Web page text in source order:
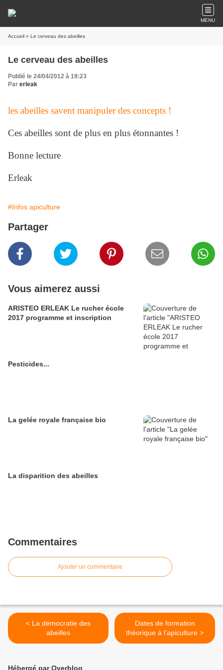
MENU
Accueil » Le cerveau des abeilles
Le cerveau des abeilles
Publié le 24/04/2012 à 19:23
Par erleak
les abeilles savent manipuler des concepts !
Ces abeilles sont de plus en plus étonnantes !
Bonne lecture
Erleak
#Infos apiculture
Partager
Vous aimerez aussi
ARISTEO ERLEAK Le rucher école
2017 programme et inscription
Pesticides...
La gelée royale française bio
La disparition des abeilles
Commentaires
Ajouter un commentaire
< La démocratie des
abeilles
Dates de formation
théorique à l'apiculture >
Hébergé par Overblog